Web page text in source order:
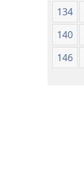
134
140
146